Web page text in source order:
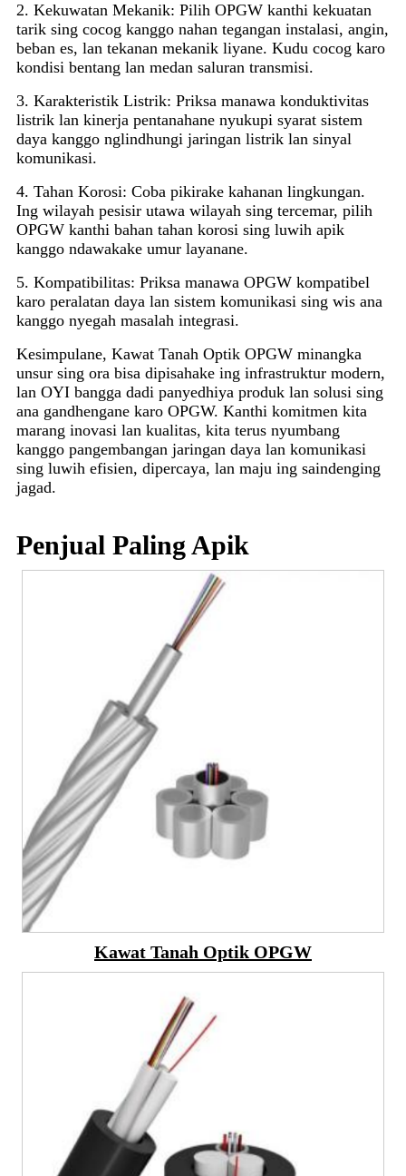
2. Kekuwatan Mekanik: Pilih OPGW kanthi kekuatan
tarik sing cocog kanggo nahan tegangan instalasi, angin,
beban es, lan tekanan mekanik liyane. Kudu cocog karo
kondisi bentang lan medan saluran transmisi.
3. Karakteristik Listrik: Priksa manawa konduktivitas
listrik lan kinerja pentanahane nyukupi syarat sistem
daya kanggo nglindhungi jaringan listrik lan sinyal
komunikasi.
4. Tahan Korosi: Coba pikirake kahanan lingkungan.
Ing wilayah pesisir utawa wilayah sing tercemar, pilih
OPGW kanthi bahan tahan korosi sing luwih apik
kanggo ndawakake umur layanane.
5. Kompatibilitas: Priksa manawa OPGW kompatibel
karo peralatan daya lan sistem komunikasi sing wis ana
kanggo nyegah masalah integrasi.
Kesimpulane, Kawat Tanah Optik OPGW minangka
unsur sing ora bisa dipisahake ing infrastruktur modern,
lan OYI bangga dadi panyedhiya produk lan solusi sing
ana gandhengane karo OPGW. Kanthi komitmen kita
marang inovasi lan kualitas, kita terus nyumbang
kanggo pangembangan jaringan daya lan komunikasi
sing luwih efisien, dipercaya, lan maju ing saindenging
jagad.
Penjual Paling Apik
Kawat Tanah Optik OPGW